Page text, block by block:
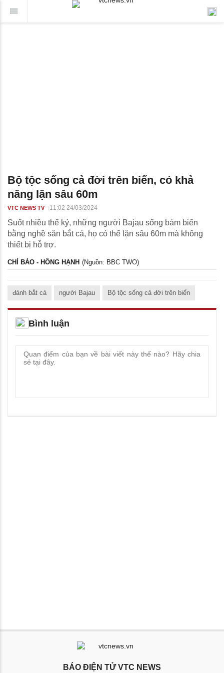
Bộ tộc sống cả đời trên biển, có khả
năng lặn sâu 60m
VTC NEWS TV 11:02 24/03/2024
Suốt nhiều thế kỷ, những người Bajau sống bám biển
bằng nghề săn bắt cá, họ có thể lặn sâu 60m mà không
thiết bị hỗ trợ.
CHÍ BẢO - HỒNG HẠNH (Nguồn: BBC TWO)
đánh bắt cá người Bajau Bộ tộc sống cả đời trên biển
Bình luận
BÁO ĐIỆN TỬ VTC NEWS